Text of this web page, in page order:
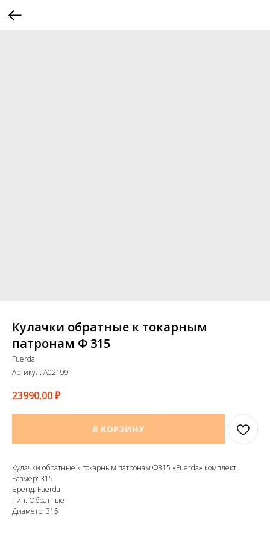
Кулачки обратные к токарным
патронам Ф 315
Fuerda
Артикул: A02199
23990,00₽
В КОРЗИНУ
Кулачки обратные к токарным патронам Ф315 «Fuerda» комплект.
Размер: 315
Бренд: Fuerda
Тип: Обратные
Диаметр: 315